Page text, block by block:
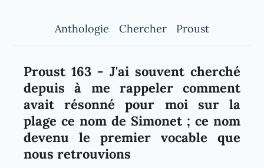
Anthologie Chercher Proust
Proust 163 - J'ai souvent cherché
depuis à me rappeler comment
avait résonné pour moi sur la
plage ce nom de Simonet ; ce nom
devenu le premier vocable que
nous retrouvions